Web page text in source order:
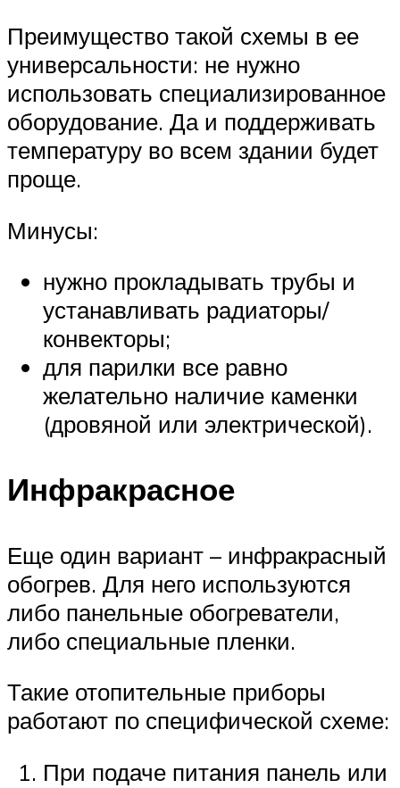
Преимущество такой схемы в ее
универсальности: не нужно
использовать специализированное
оборудование. Да и поддерживать
температуру во всем здании будет
проще.
Минусы:
нужно прокладывать трубы и
устанавливать радиаторы/
конвекторы;
для парилки все равно
желательно наличие каменки
(дровяной или электрической).
Инфракрасное
Еще один вариант – инфракрасный
обогрев. Для него используются
либо панельные обогреватели,
либо специальные пленки.
Такие отопительные приборы
работают по специфической схеме:
При подаче питания панель или